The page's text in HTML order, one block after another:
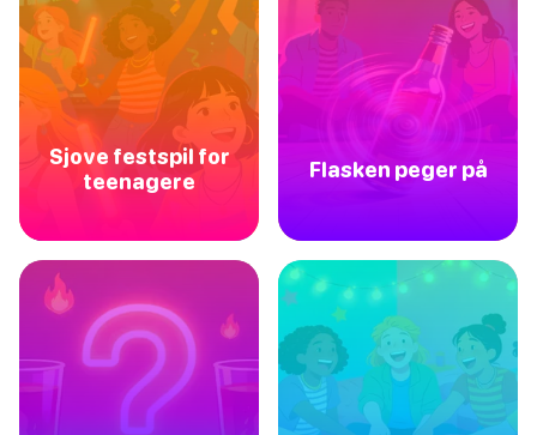
Sjove festspil for
teenagere
Flasken peger på